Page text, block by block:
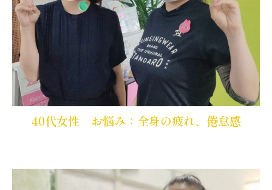
40代女性 お悩み：全身の疲れ、倦怠感